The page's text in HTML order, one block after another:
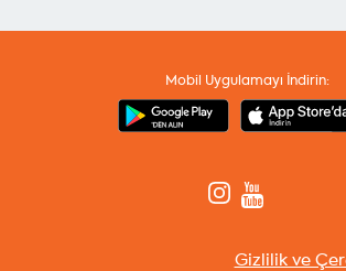
Mobil Uygulamayı İndirin:
Gizlilik ve